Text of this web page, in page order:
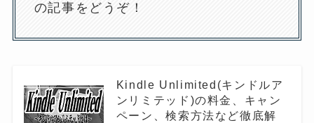
の記事をどうぞ！
Kindle Unlimited(キンドルア
ンリミテッド)の料金、キャン
ペーン、検索方法など徹底解